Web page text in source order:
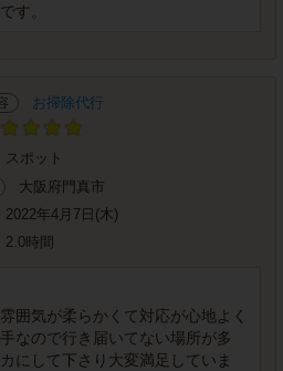
す。
お掃除代行
スポット
大阪府門真市
2022年4月7日(木)
2.0時間
囲気が柔らかくて対応が心地よく
なので行き届いてない場所が多
にして下さり大変満足していま